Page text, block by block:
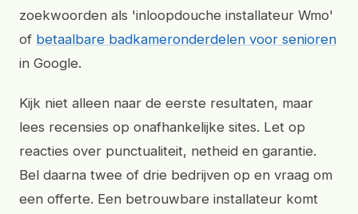
zoekwoorden als 'inloopdouche installateur Wmo'
of betaalbare badkameronderdelen voor senioren
in Google.
Kijk niet alleen naar de eerste resultaten, maar
lees recensies op onafhankelijke sites. Let op
reacties over punctualiteit, netheid en garantie.
Bel daarna twee of drie bedrijven op en vraag om
een offerte. Een betrouwbare installateur komt